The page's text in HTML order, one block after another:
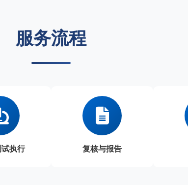
服务流程
执行 复核与报告